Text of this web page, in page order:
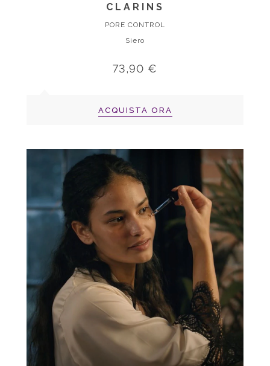
CLARINS
PORE CONTROL
Siero
73,90 €
ACQUISTA ORA